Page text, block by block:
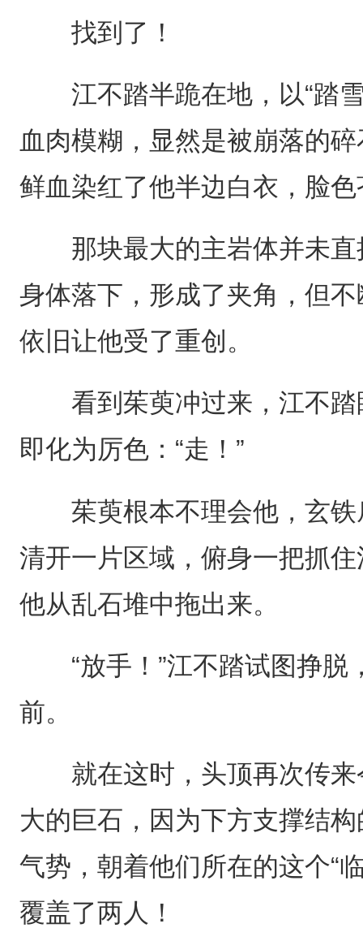
找到了！
江不踏半跪在地，以“踏雪
血肉模糊，显然是被崩落的
鲜血染红了他半边白衣，脸
那块最大的主岩体并未直
身体落下，形成了夹角，但
依旧让他受了重创。
看到茱萸冲过来，江不踏
即化为厉色：“走！”
茱萸根本不理会他，玄铁
清开一片区域，俯身一把抓
他从乱石堆中拖出来。
“放手！”江不踏试图挣脱
前。
就在这时，头顶再次传来
大的巨石，因为下方支撑结
气势，朝着他们所在的这个“
覆盖了两人！